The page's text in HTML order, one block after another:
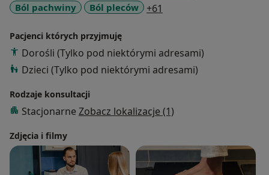
Ból pachwiny
Ból pleców +61
Pacjenci których przyjmuję
Dorośli (Tylko pod niektórymi adresami)
Dzieci (Tylko pod niektórymi adresami)
Rodzaje konsultacji
Stacjonarne Zobacz lokalizacje (1)
Zdjęcia i filmy